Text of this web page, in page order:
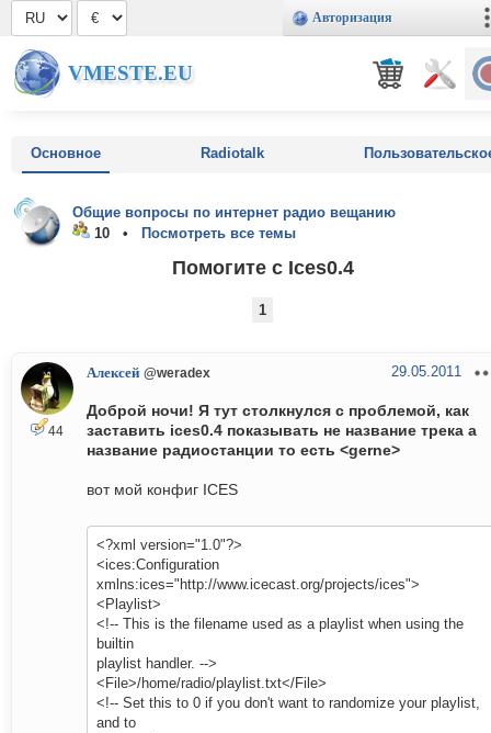
Авторизация
VMESTE.EU
Основное Radiotalk
Общие вопросы по интернет радио вещанию
10 •
Посмотреть все темы
Помогите с Ices0.4
1
44
Алексей @weradex 29.05.2011
Доброй ночи! Я тут столкнулся с проблемой, как
заставить ices0.4 показывать не название трека а
название радиостанции то есть <gerne>
вот мой конфиг ICES
<?xml version="1.0"?>
<ices:Configuration
xmlns:ices="http://www.icecast.org/projects/ices">
<Playlist>
<!-- This is the filename used as a playlist when using the
builtin
playlist handler. -->
<File>/home/radio/playlist.txt</File>
<!-- Set this to 0 if you don't want to randomize your playlist,
and to